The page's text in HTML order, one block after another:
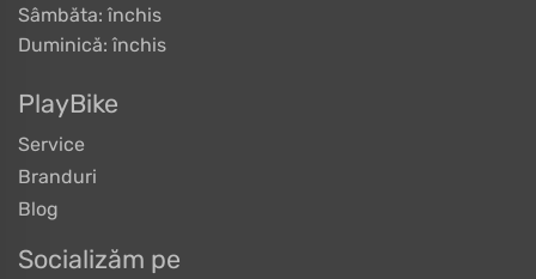
Sâmbăta: închis
Duminică: închis
PlayBike
Service
Branduri
Blog
Socializăm pe